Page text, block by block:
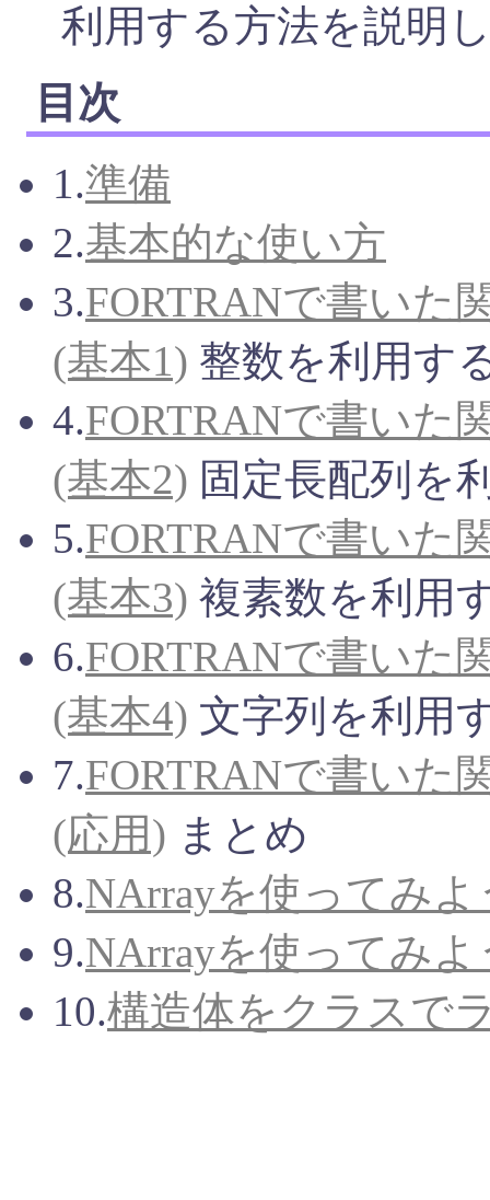
利用する方法を説明
目次
1.準備
2.基本的な使い方
3.FORTRANで書いた
(基本1) 整数を利用す
4.FORTRANで書いた
(基本2) 固定長配列を
5.FORTRANで書いた
(基本3) 複素数を利用
6.FORTRANで書いた
(基本4) 文字列を利用
7.FORTRANで書いた
(応用) まとめ
8.NArrayを使ってみよ
9.NArrayを使ってみよ
10.構造体をクラスで